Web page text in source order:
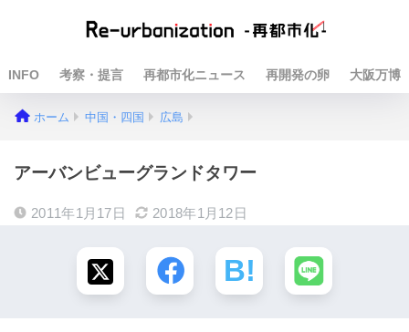
INFO 考察・提言 再都市化ニュース 再開発の卵 大阪万博
ホーム 中国・四国 広島
アーバンビューグランドタワー
2011年1月17日 2018年1月12日